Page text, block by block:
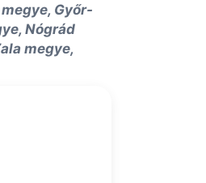
Győr-
Nógrád
megye,